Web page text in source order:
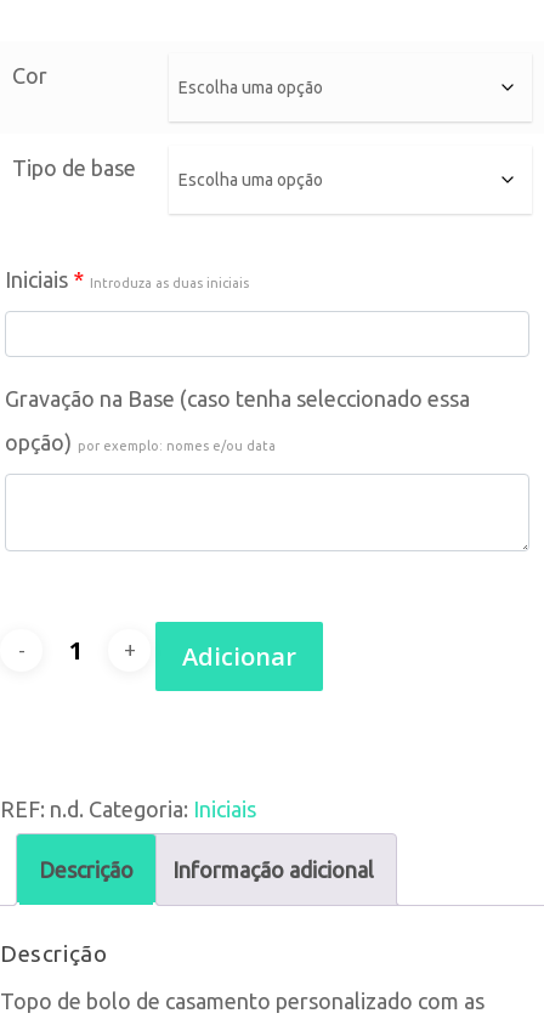
Cor
Tipo de base
Iniciais * Introduza as duas iniciais
Gravação na Base (caso tenha seleccionado essa
opção) por exemplo: nomes e/ou data
Quantidade
Bolo
Iniciais
Coroa
Adicionar
REF: n.d. Categoria: Iniciais
Descrição Informação adicional
Descrição
Topo de bolo de casamento personalizado com as